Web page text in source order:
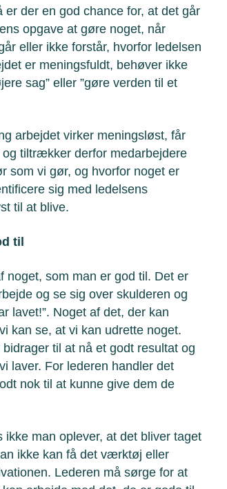
der en god chance for, at det går
opgave at gøre noget, når
eller ikke forstår, hvorfor ledelsen
er meningsfuldt, behøver ikke
sag” eller ”gøre verden til et
arbejdet virker meningsløst, får
tiltrækker derfor medarbejdere
som vi gør, og hvorfor noget er
sig med ledelsens
til at blive.
til
som man er god til. Det er
og se sig over skulderen og
lavet!”. Noget af det, der kan
kan se, at vi kan udrette noget.
til at nå et godt resultat og
laver. For lederen handler det
nok til at kunne give dem de
man oplever, at det bliver taget
ikke kan få det værktøj eller
Lederen må sørge for at